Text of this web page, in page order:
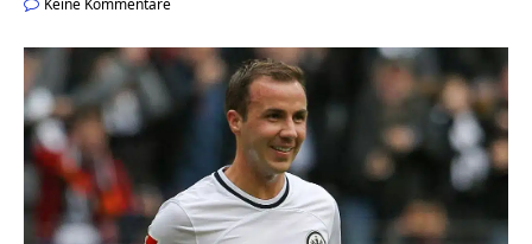
Keine Kommentare